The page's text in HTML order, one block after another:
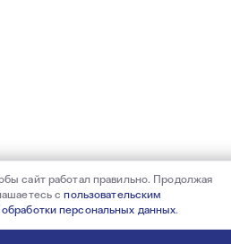
сайт работал правильно. Продолжая
спользовательским
персональных данных.